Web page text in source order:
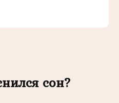
сон?